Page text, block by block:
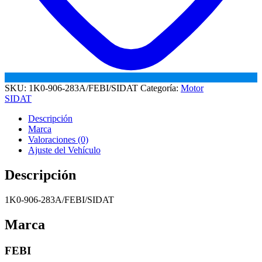
SKU: 1K0-906-283A/FEBI/SIDAT Categoría: Motor
SIDAT
Descripción
Marca
Valoraciones (0)
Ajuste del Vehículo
Descripción
1K0-906-283A/FEBI/SIDAT
Marca
FEBI